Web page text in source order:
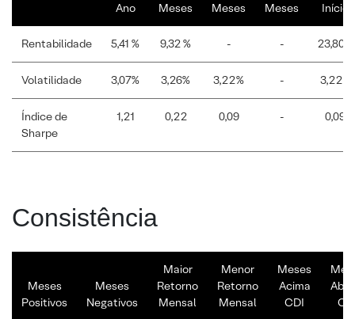
Ano
Meses
Meses
Meses
Início
Rentabilidade 5,41 % 9,32 % - - 23,80%
Volatilidade 3,07% 3,26% 3,22% - 3,22%
Índice de
Sharpe
1,21 0,22 0,09 - 0,09
Consistência
Meses
Positivos
Meses
Negativos
Maior
Retorno
Mensal
Menor
Retorno
Mensal
Meses
Acima
CDI